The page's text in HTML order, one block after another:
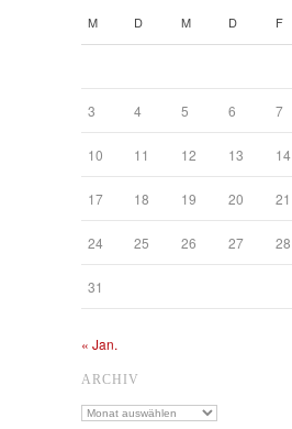
M D M D F
3 4 5 6 7
10 11 12 13 14
17 18 19 20 21
24 25 26 27 28
31
« Jan.
ARCHIV
Archiv